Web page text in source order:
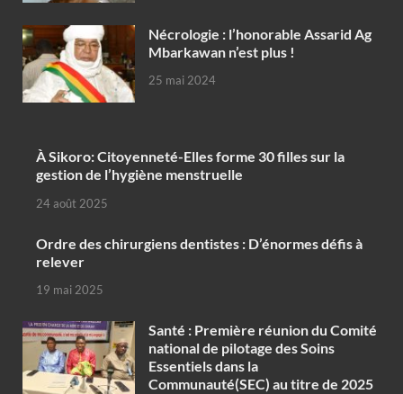
Nécrologie : l’honorable Assarid Ag
Mbarkawan n’est plus !
25 mai 2024
À Sikoro: Citoyenneté-Elles forme 30 filles sur la
gestion de l’hygiène menstruelle
24 août 2025
Ordre des chirurgiens dentistes : D’énormes défis à
relever
19 mai 2025
Santé : Première réunion du Comité
national de pilotage des Soins
Essentiels dans la
Communauté(SEC) au titre de 2025